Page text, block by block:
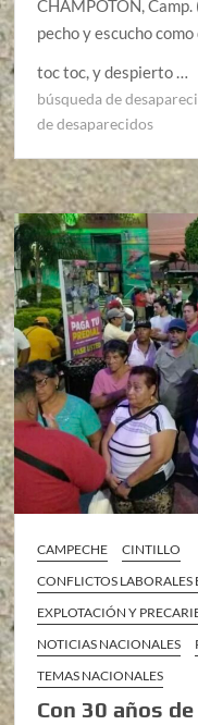
CHAMPOTÓN, Camp.
pecho y escucho
toc toc, y despierto …
búsqueda de
de desaparecidos
CAMPECHE
CINTILLO
CONFLICTOS LABORALES
EXPLOTACIÓN Y
NOTICIAS NACIONALES
TEMAS NACIONALES
Con 30 años